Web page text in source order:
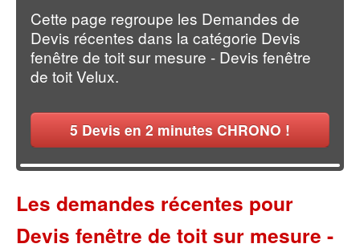
Cette page regroupe les Demandes de
Devis récentes dans la catégorie Devis
fenêtre de toit sur mesure - Devis fenêtre
de toit Velux.
5 Devis en 2 minutes CHRONO !
Les demandes récentes pour
Devis fenêtre de toit sur mesure -